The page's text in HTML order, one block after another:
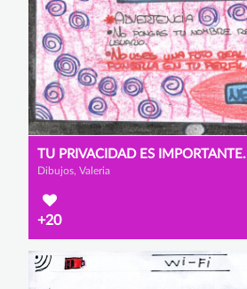
TU PRIVACIDAD ES IMPORTANTE.
Dibujos, Valeria
+20